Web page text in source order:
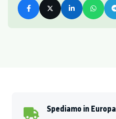
Spediamo in Europa